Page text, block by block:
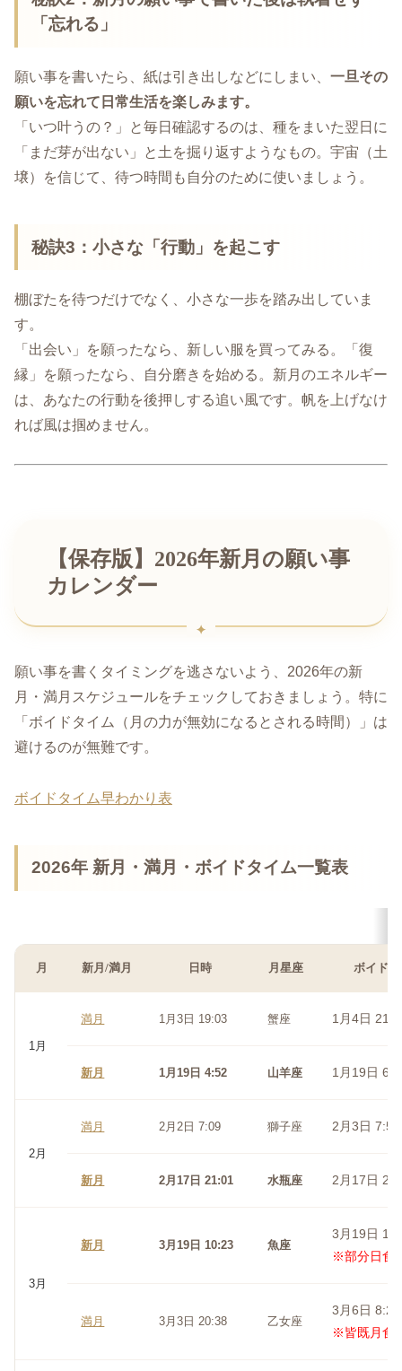
「忘れる」
願い事を書いたら、紙は引き出しなどにしまい、 一旦その
願いを忘れて日常生活を楽しみます。
「いつ叶うの？」と毎日確認するのは、種をまいた翌日に
「まだ芽が出ない」と土を掘り返すようなもの。宇宙（土
壌）を信じて、待つ時間も自分のために使いましょう。
秘訣3：小さな「行動」を起こす
棚ぼたを待つだけでなく、小さな一歩を踏み出していま
す。
「出会い」を願ったなら、新しい服を買ってみる。「復
縁」を願ったなら、自分磨きを始める。新月のエネルギー
は、あなたの行動を後押しする追い風です。帆を上げなけ
れば風は掴めません。
【保存版】2026年新月の願い事
カレンダー
願い事を書くタイミングを逃さないよう、2026年の新
月・満月スケジュールをチェックしておきましょう。特に
「ボイドタイム（月の力が無効になるとされる時間）」は
避けるのが無難です。
ボイドタイム早わかり表
2026年 新月・満月・ボイドタイム一覧表
月 新月/満月 日時 月星座 ボイド
1月
満月 1月3日 19:03 蟹座 1月4日
新月 1月19日 4:52 山羊座 1月19日
2月
満月 2月2日 7:09 獅子座 2月3日
新月 2月17日 21:01 水瓶座 2月17日
3月
新月 3月19日 10:23 魚座
3月19日
※部分日食
満月 3月3日 20:38 乙女座
3月6日
※皆既月食